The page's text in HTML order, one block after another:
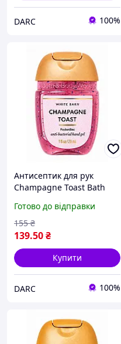
DARC 100%
Антисептик для рук
Champagne Toast Bath
Готово до відправки
139.50₴
155 ₴
Купити
DARC 100%